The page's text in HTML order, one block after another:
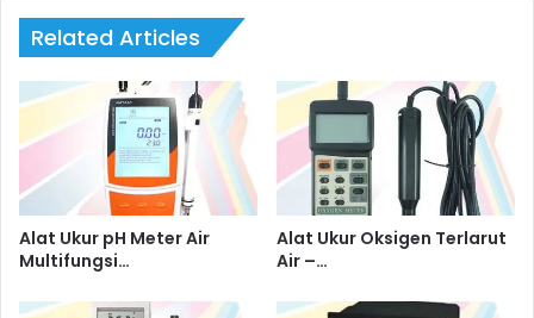
Related Articles
Alat Ukur pH Meter Air
Multifungsi…
Alat Ukur Oksigen Terlarut
Air –…